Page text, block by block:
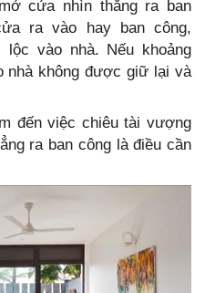
cửa nhìn thẳng ra ban
ra vào hay ban công,
vào nhà. Nếu khoảng
nhà không được giữ lại và
đến việc chiêu tài vượng
ra ban công là điều cần